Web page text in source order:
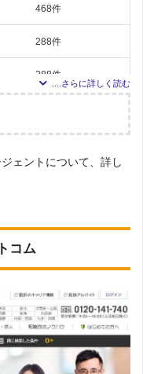
468件
288件
288件
76件
64件
60件
エージェント」という検索ワ
した。
ェントについて、詳し
コム